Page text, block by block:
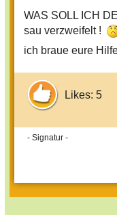
WAS SOLL ICH
sau verzweifelt !
ich braue eure
Likes: 5
- Signatur -